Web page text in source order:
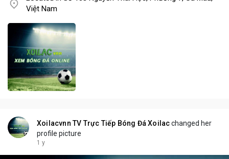
Việt Nam
Xoilacvnn TV Trực Tiếp Bóng Đá Xoilacchanged her
profile picture
1 y